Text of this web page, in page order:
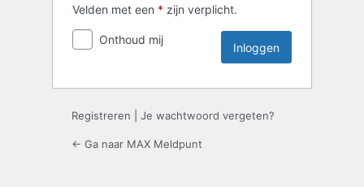
Velden met een * zijn verplicht.
Onthoud mij
Registreren Je wachtwoord vergeten?
← Ga naar MAX Meldpunt